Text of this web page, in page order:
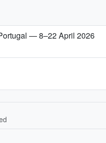
— 8–22 April 2026